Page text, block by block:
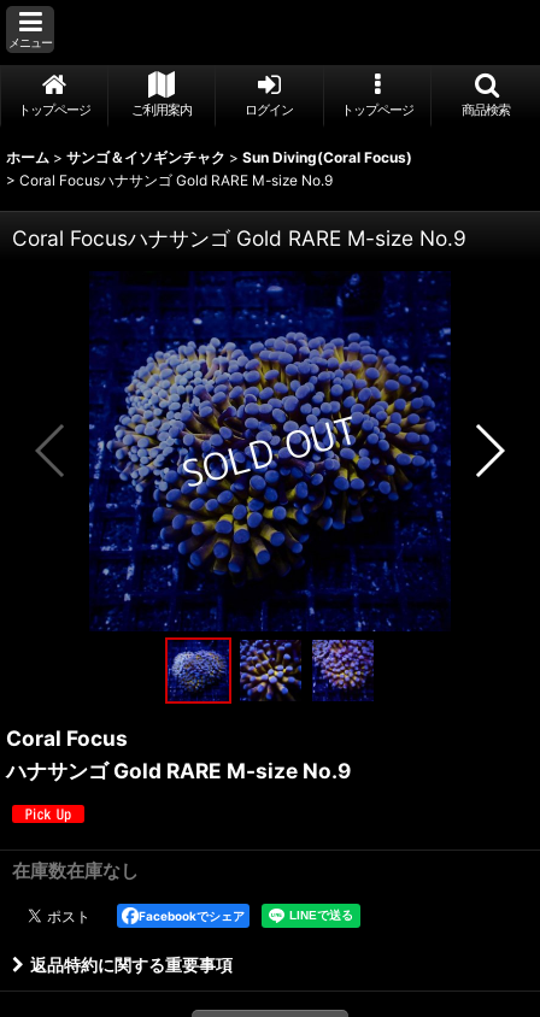
メニュー
トップページ ご利用案内 ログイン トップページ 商品検索
ホーム > サンゴ＆イソギンチャク > Sun Diving(Coral Focus)
> Coral Focusハナサンゴ Gold RARE M-size No.9
Coral Focusハナサンゴ Gold RARE M-size No.9
Coral Focus
ハナサンゴ Gold RARE M-size No.9
在庫数在庫なし
Facebookでシェア
返品特約に関する重要事項